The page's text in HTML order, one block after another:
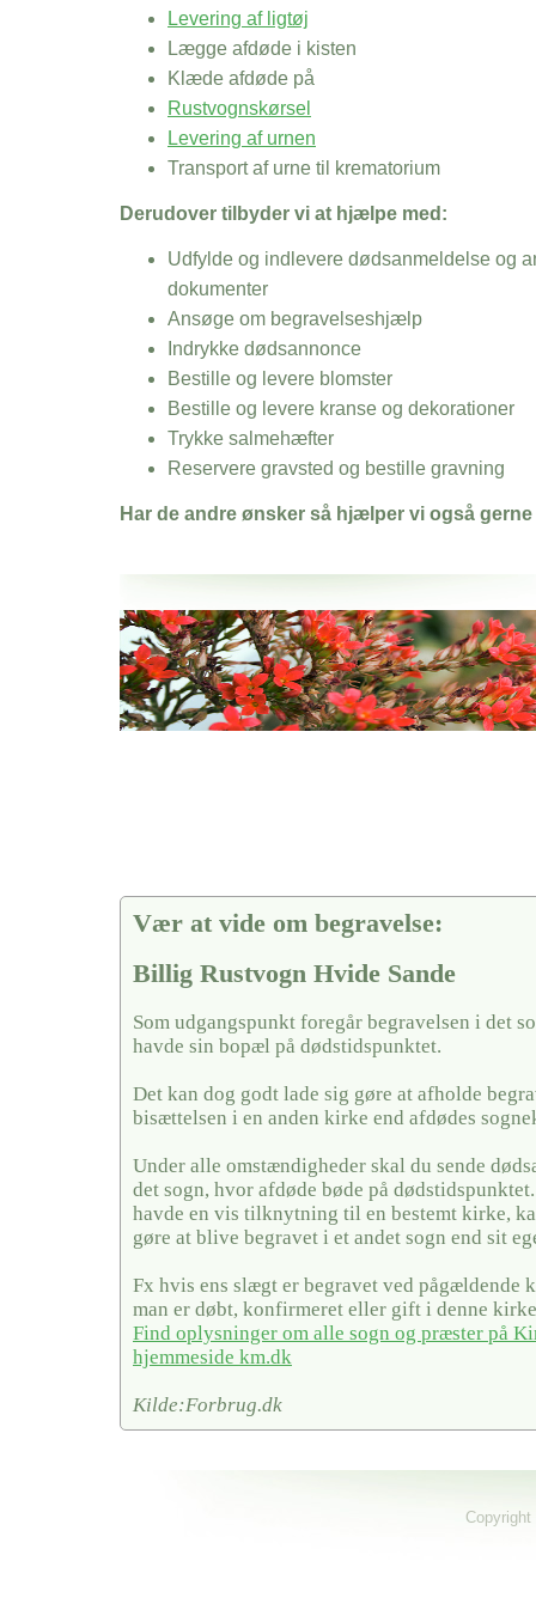
Levering af ligtøj
Lægge afdøde i kisten
Klæde afdøde på
Rustvognskørsel
Levering af urnen
Transport af urne til krematorium
Derudover tilbyder vi at hjælpe med:
Udfylde og indlevere dødsanmeldelse og
dokumenter
Ansøge om begravelseshjælp
Indrykke dødsannonce
Bestille og levere blomster
Bestille og levere kranse og dekorationer
Trykke salmehæfter
Reservere gravsted og bestille gravning
Har de andre ønsker så hjælper vi også gerne
Her hos os får du altid en god afslutning når det gælder
Billig Rustvogn Hvide Sande
vi hjælper i alle faser af begravelsel
Vær at vide om begravelse:
Billig Rustvogn Hvide Sande
Som udgangspunkt foregår begravelsen i det
havde sin bopæl på dødstidspunktet.
Det kan dog godt lade sig gøre at afholde
bisættelsen i en anden kirke end afdødes
Under alle omstændigheder skal du sende
det sogn, hvor afdøde bøde på
havde en vis tilknytning til en bestemt kirke,
gøre at blive begravet i et andet sogn end sit
Fx hvis ens slægt er begravet ved pågældende
man er døbt, konfirmeret eller gift i denne
Find oplysninger om alle sogn og præster på
hjemmeside km.dk
Kilde:Forbrug.dk